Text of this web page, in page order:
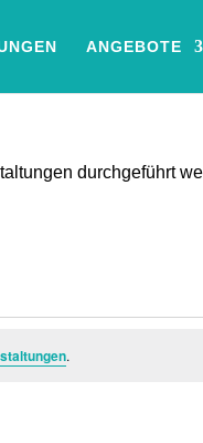
ANGEBOTE
durchgeführt
.